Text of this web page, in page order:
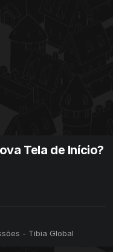
Tela de Início?
- Tibia Global